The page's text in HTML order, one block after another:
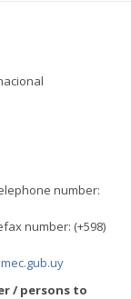
number:
number: (+598)
/ persons to